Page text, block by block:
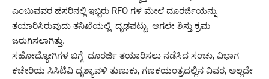
ಎಂಬುವವರ ಹೆಸರಿನಲ್ಲಿ ಇಬ್ಬರು RFO ಗಳ ಮೇಲೆ ದೂರರ್ಜಿಯನ್ನು
ತಯಾರಿಸಿರುವುದು ತನಿಖೆಯಲ್ಲಿ ದೃಢಪಟ್ಟು ಆಗಲೇ ಶಿಸ್ತು ಕ್ರಮ
ಜರುಗಿಸಲಾಗಿತ್ತು.
ಸಹೋದ್ಯೋಗಿಗಳ ಬಗ್ಗೆ ದೂರರ್ಜಿ ತಯಾರಿಸಲು ನಡೆಸಿದ ಸಂಚು, ವಿಭಾಗ
ಕಚೇರಿಯ ಸಿಸಿಟಿವಿ ದೃಶ್ಯಾವಳಿ ತುಣುಕು, ಗಣಕಯಂತ್ರದಲ್ಲಿನ ವಿವರ, ಅಲ್ಲದೇ